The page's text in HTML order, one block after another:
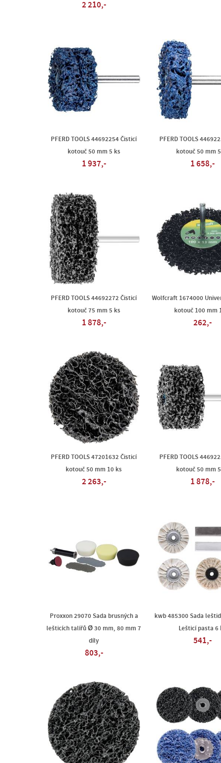
2 210,-
PFERD TOOLS 44692254 Čisticí
kotouč 50 mm 5 ks
1 937,-
PFERD TOOLS
kotouč 50 mm
1 658,-
PFERD TOOLS 44692272 Čisticí
kotouč 75 mm 5 ks
1 878,-
Wolfcraft 1674000
kotouč 100 mm
262,-
PFERD TOOLS 47201632 Čisticí
kotouč 50 mm 10 ks
2 263,-
PFERD TOOLS
kotouč 50 mm
1 878,-
Proxxon 29070 Sada brusných a
lešticích talířů Ø 30 mm, 80 mm 7
díly
803,-
kwb 485300 Sada
Lešticí pasta 6
541,-